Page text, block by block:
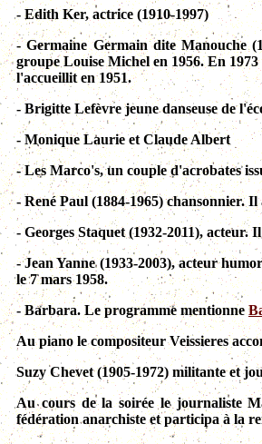
- Edith Ker, actrice (1910-1997)
- Germaine Germain dite Manouche
groupe Louise Michel en 1956. En
l'accueillit en 1951.
- Brigitte Lefèvre jeune danseuse de
- Monique Laurie et Claude Albert
- Les Marco's, un couple d'acrobates
- René Paul (1884-1965) chansonnier.
- Georges Staquet (1932-2011), acteur.
- Jean Yanne (1933-2003), acteur
le 7 mars 1958.
- Barbara. Le programme mentionne
Au piano le compositeur Veissieres
Suzy Chevet (1905-1972) militante et
Au cours de la soirée le journaliste
fédération anarchiste et participa à la